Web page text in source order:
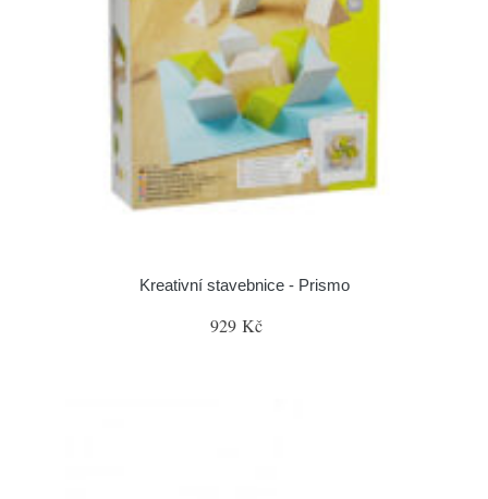
Kreativní stavebnice - Prismo
929 Kč